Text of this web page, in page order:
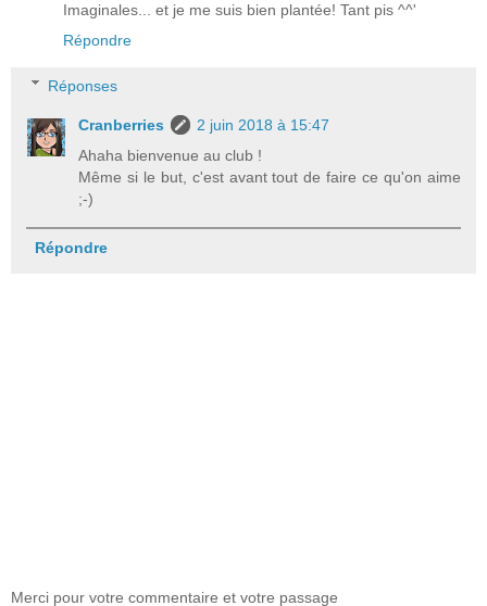
Imaginales... et je me suis bien plantée! Tant pis ^^'
Répondre
Réponses
Cranberries
2 juin 2018 à 15:47
Ahaha bienvenue au club !
Même si le but, c'est avant tout de faire ce qu'on aime
;-)
Répondre
Merci pour votre commentaire et votre passage